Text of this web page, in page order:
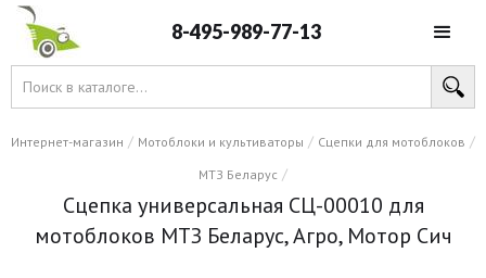
8-495-989-77-13
Интернет-магазин / Мотоблоки и культиваторы / Сцепки для мотоблоков /
МТЗ Беларус /
Сцепка универсальная СЦ-00010 для
мотоблоков МТЗ Беларус, Агро, Мотор Сич